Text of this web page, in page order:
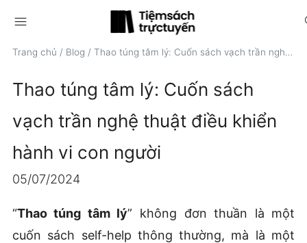
menu
Trang chủ / Blog / Thao túng tâm lý: Cuốn sách vạch trần nghệ thuật điều khiển hành vi con người
Thao túng tâm lý: Cuốn sách
vạch trần nghệ thuật điều khiển
hành vi con người
05/07/2024
“Thao túng tâm lý” không đơn thuần là một
cuốn sách self-help thông thường, mà là một